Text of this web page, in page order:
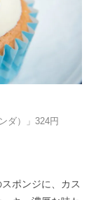
ダ）」324円
ポンジに、カス